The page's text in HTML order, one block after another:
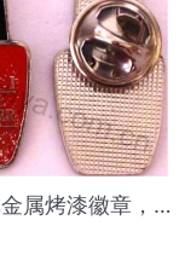
产品名称金属烤漆徽章，滴胶加金葱粉徽章，金属徽章，广告礼品徽章